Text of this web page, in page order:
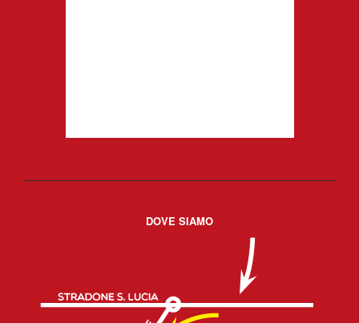
DOVE SIAMO